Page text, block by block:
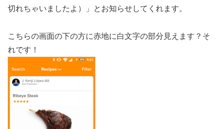
切れちゃいましたよ）」とお知らせしてくれます。
こちらの画面の下の方に赤地に白文字の部分見えます？そ
れです！